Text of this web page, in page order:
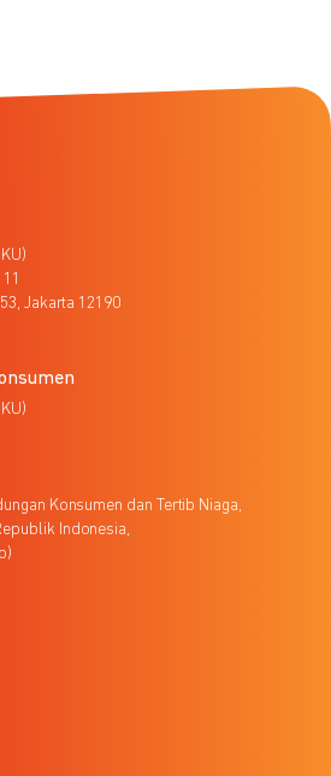
Jakarta 12190
Konsumen dan Tertib Niaga,
Indonesia,